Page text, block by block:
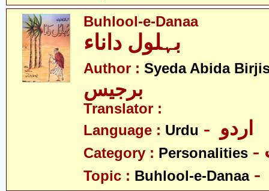
Buhlool-e-Danaa
Author : Syeda Abida
برجیس
Translator :
Language : Urdu
Category : Personalities
Topic : Buhlool-e-Danaa